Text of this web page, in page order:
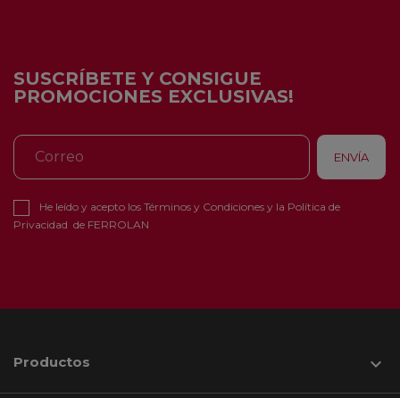
SUSCRÍBETE Y CONSIGUE
PROMOCIONES EXCLUSIVAS!
He leído y acepto los Términos y Condiciones y la Política de
Privacidad de FERROLAN
Productos 